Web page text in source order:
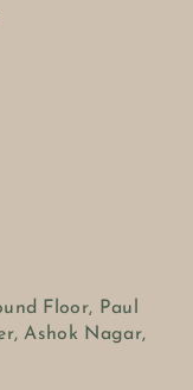
Floor, Paul
Ashok Nagar,